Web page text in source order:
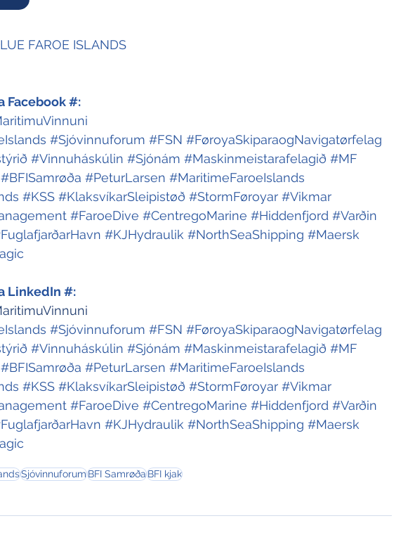
FAROE ISLANDS
Facebook #:
#Sjóvinnuforum #FSN #FøroyaSkiparaogNavigatørfelag
#Vinnuháskúlin #Sjónám #Maskinmeistarafelagið #MF
#BFISamrøða #PeturLarsen #MaritimeFaroeIslands
#KSS #KlaksvíkarSleipistøð #StormFøroyar #Vikmar
#FaroeDive #CentregoMarine #Hiddenfjord #Varðin
#KJHydraulik #NorthSeaShipping #Maersk
LinkedIn #:
#Sjóvinnuforum #FSN #FøroyaSkiparaogNavigatørfelag
#Vinnuháskúlin #Sjónám #Maskinmeistarafelagið #MF
#BFISamrøða #PeturLarsen #MaritimeFaroeIslands
#KSS #KlaksvíkarSleipistøð #StormFøroyar #Vikmar
#FaroeDive #CentregoMarine #Hiddenfjord #Varðin
#KJHydraulik #NorthSeaShipping #Maersk
SjóvinnuforumBFI SamrøðaBFI kjak